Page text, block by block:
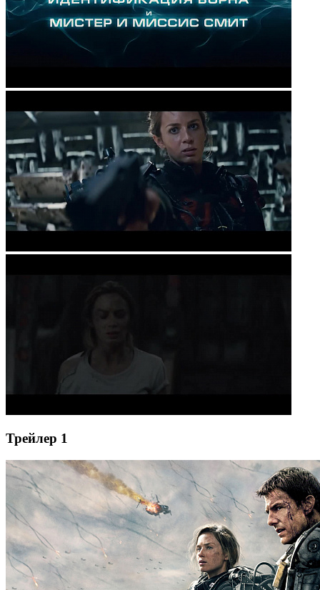
Трейлер 1